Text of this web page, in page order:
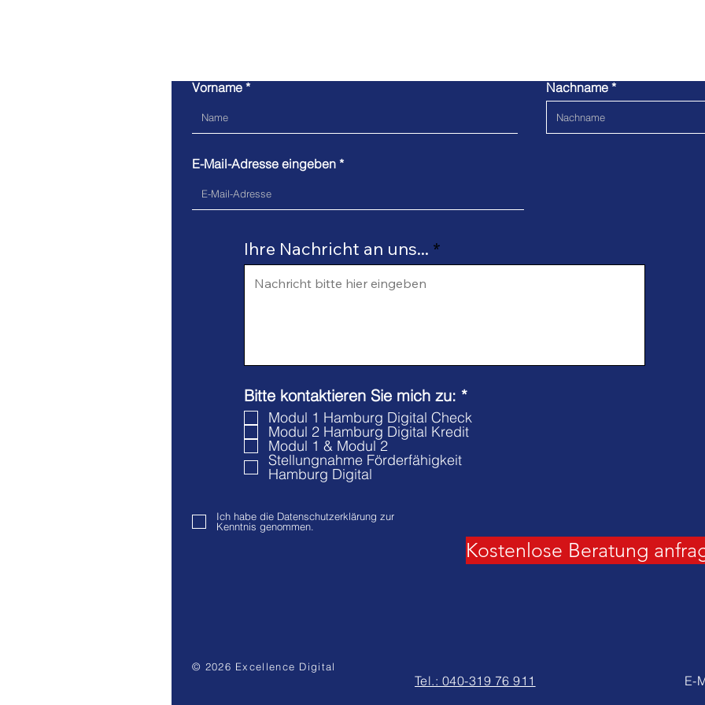
Vorname Nachname
E-Mail-Adresse eingeben
Ihre Nachricht an uns...
Bitte kontaktieren Sie mich zu: *P
f
l
i
l
d
Modul 1 Hamburg Digital Check
Modul 2 Hamburg Digital Kredit
Modul 1 & Modul 2
Stellungnahme Förderfähigkeit
Hamburg Digital
Ich habe die Datenschutzerklärung zur
Kenntnis genommen.
Kostenlose Beratung
© 2026 Excellence Digital
Tel.: 040-319 76 911 E-